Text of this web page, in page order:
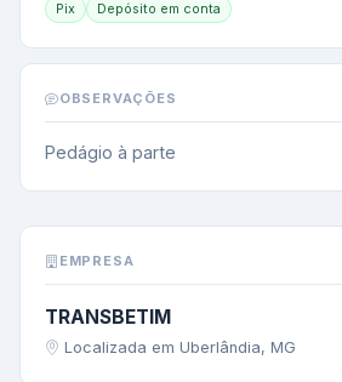
Pix Depósito em conta
OBSERVAÇÕES
Pedágio à parte
EMPRESA
TRANSBETIM
Localizada em Uberlândia, MG